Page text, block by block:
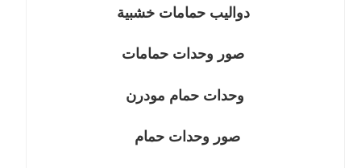
دواليب حمامات خشبية
صور وحدات حمامات
وحدات حمام مودرن
صور وحدات حمام